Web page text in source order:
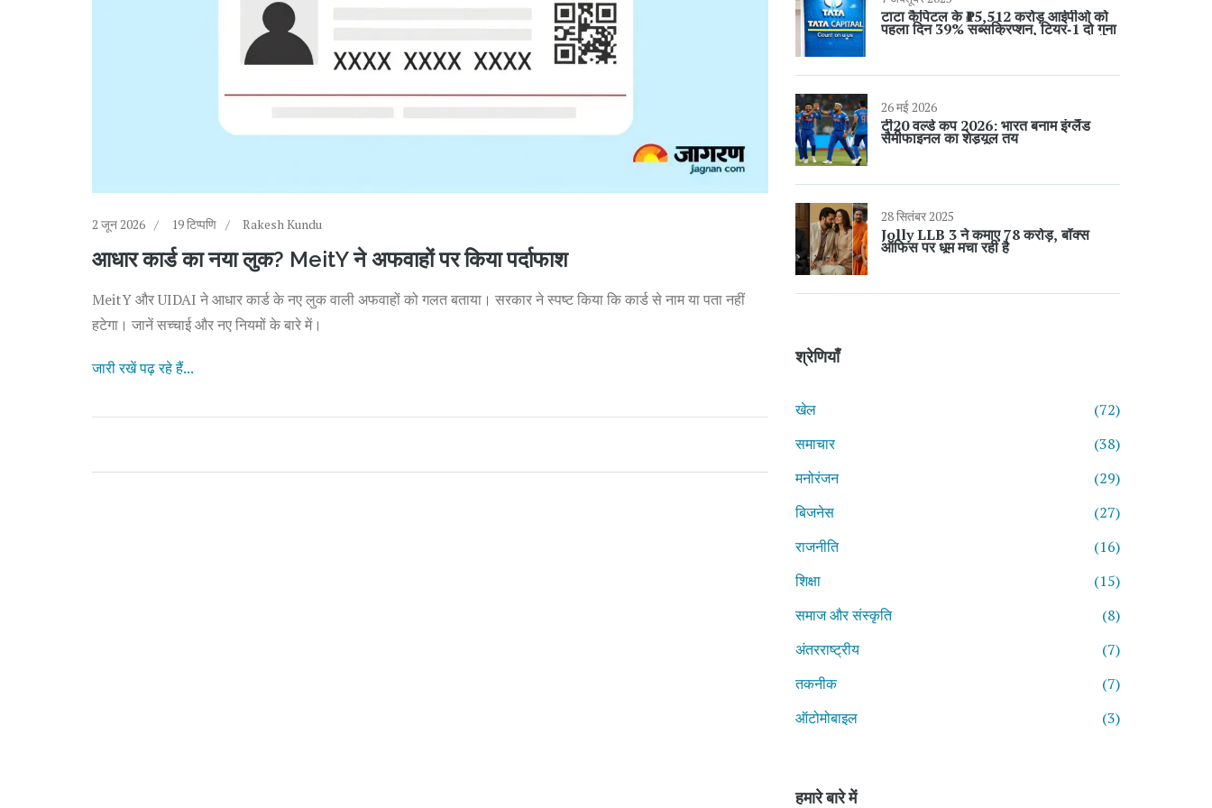
2 जून 2026 19 टिप्पणि Rakesh Kundu
आधार कार्ड का नया लुक? MeitY ने अफवाहों पर किया पर्दाफाश
MeitY और UIDAI ने आधार कार्ड के नए लुक वाली अफवाहों को गलत बताया। सरकार ने स्पष्ट किया कि कार्ड से नाम या पता नहीं
हटेगा। जानें सच्चाई और नए नियमों के बारे में।
जारी रखें पढ़ रहे हैं...
टाटा कैपिटल के ₹15,512 करोड़ आईपीओ को
पहला दिन 39% सब्सक्रिप्शन, टियर‑1 दो गुना
26 मई 2026
टी20 वर्ल्ड कप 2026: भारत बनाम इंग्लैंड
सैमीफाइनल का शेड्यूल तय
28 सितंबर 2025
Jolly LLB 3 ने कमाए 78 करोड़, बॉक्स
ऑफिस पर धूम मचा रही है
श्रेणियाँ
खेल
(72)
समाचार
(38)
मनोरंजन
(29)
बिजनेस
(27)
राजनीति
(16)
शिक्षा
(15)
समाज और संस्कृति
(8)
अंतरराष्ट्रीय
(7)
तकनीक
(7)
ऑटोमोबाइल
(3)
हमारे बारे में